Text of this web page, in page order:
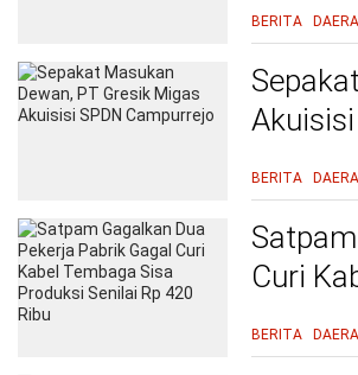
BERITA
BERITA
Curi
BERITA